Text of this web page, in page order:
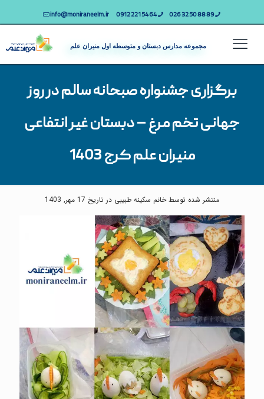
89 88 50 32 026
64 54 221 0912
info@moniraneelm.ir
مجموعه مدارس دبستان و متوسطه اول منیران علم
برگزاری جشنواره صبحانه سالم در روز
جهانی تخم مرغ – دبستان غیر انتفاعی
منیران علم کرج 1403
منتشر شده توسط خانم سکینه طبیبی در تاریخ 17 مهر, 1403